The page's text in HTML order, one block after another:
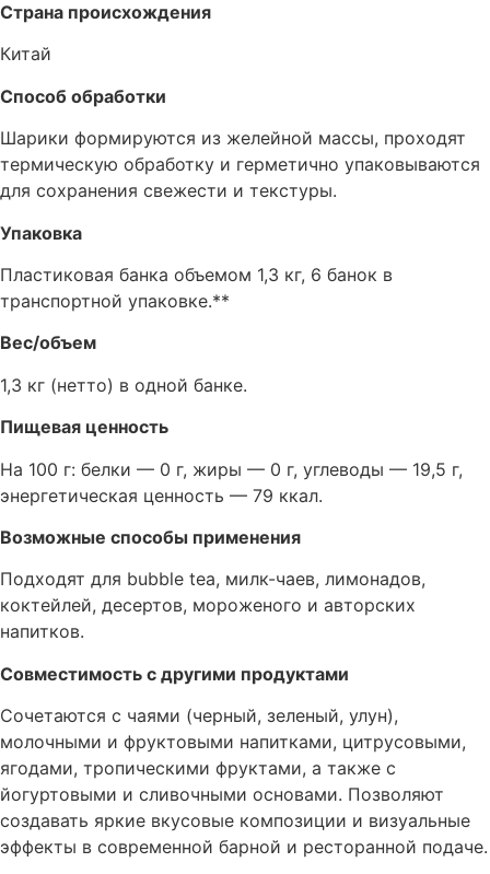
Страна происхождения
Китай
Способ обработки
Шарики формируются из желейной массы, проходят
термическую обработку и герметично упаковываются
для сохранения свежести и текстуры.
Упаковка
Пластиковая банка объемом 1,3 кг, 6 банок в
транспортной упаковке.**
Вес/объем
1,3 кг (нетто) в одной банке.
Пищевая ценность
На 100 г: белки — 0 г, жиры — 0 г, углеводы — 19,5 г,
энергетическая ценность — 79 ккал.
Возможные способы применения
Подходят для bubble tea, милк-чаев, лимонадов,
коктейлей, десертов, мороженого и авторских
напитков.
Совместимость с другими продуктами
Сочетаются с чаями (черный, зеленый, улун),
молочными и фруктовыми напитками, цитрусовыми,
ягодами, тропическими фруктами, а также с
йогуртовыми и сливочными основами. Позволяют
создавать яркие вкусовые композиции и визуальные
эффекты в современной барной и ресторанной подаче.